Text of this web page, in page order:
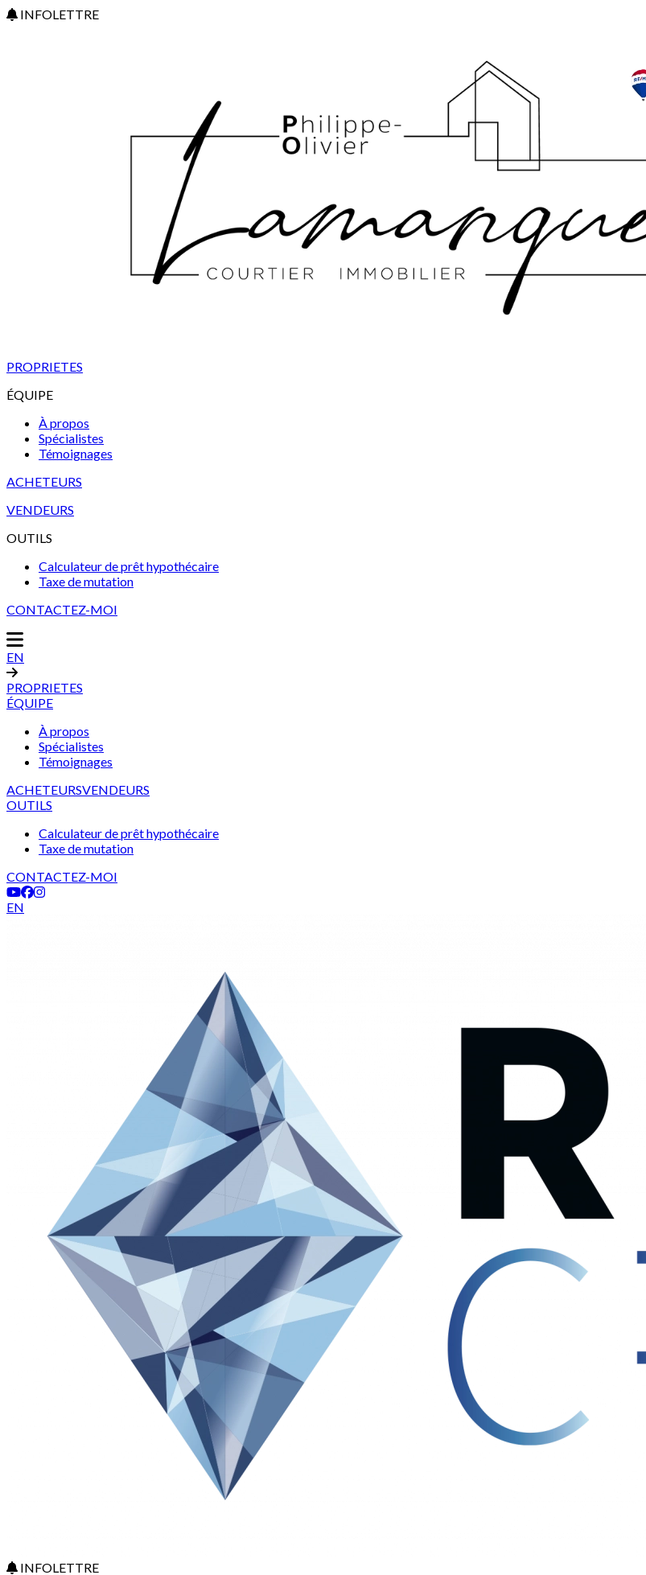
INFOLETTRE
PROPRIETES
ÉQUIPE
À propos
Spécialistes
Témoignages
ACHETEURS
VENDEURS
OUTILS
Calculateur de prêt hypothécaire
Taxe de mutation
CONTACTEZ-MOI
EN
PROPRIETES
ÉQUIPE
À propos
Spécialistes
Témoignages
ACHETEURSVENDEURS
OUTILS
Calculateur de prêt hypothécaire
Taxe de mutation
CONTACTEZ-MOI
EN
INFOLETTRE